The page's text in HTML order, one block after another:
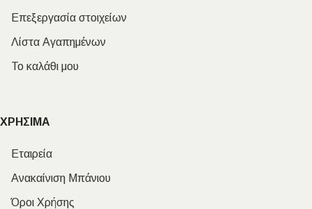
Επεξεργασία στοιχείων
Λίστα Αγαπημένων
Το καλάθι μου
ΧΡΗΣΙΜΑ
Εταιρεία
Ανακαίνιση Μπάνιου
Όροι Χρήσης